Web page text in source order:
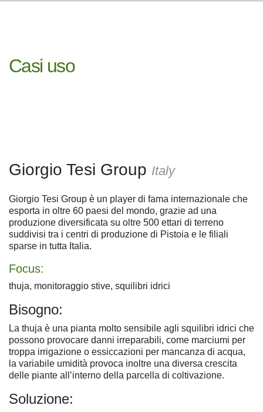
Casi uso
Giorgio Tesi Group Italy
Giorgio Tesi Group è un player di fama internazionale che
esporta in oltre 60 paesi del mondo, grazie ad una
produzione diversificata su oltre 500 ettari di terreno
suddivisi tra i centri di produzione di Pistoia e le filiali
sparse in tutta Italia.
Focus:
thuja, monitoraggio stive, squilibri idrici
Bisogno:
La thuja è una pianta molto sensibile agli squilibri idrici che
possono provocare danni irreparabili, come marciumi per
troppa irrigazione o essiccazioni per mancanza di acqua,
la variabile umidità provoca inoltre una diversa crescita
delle piante all’interno della parcella di coltivazione.
Soluzione: